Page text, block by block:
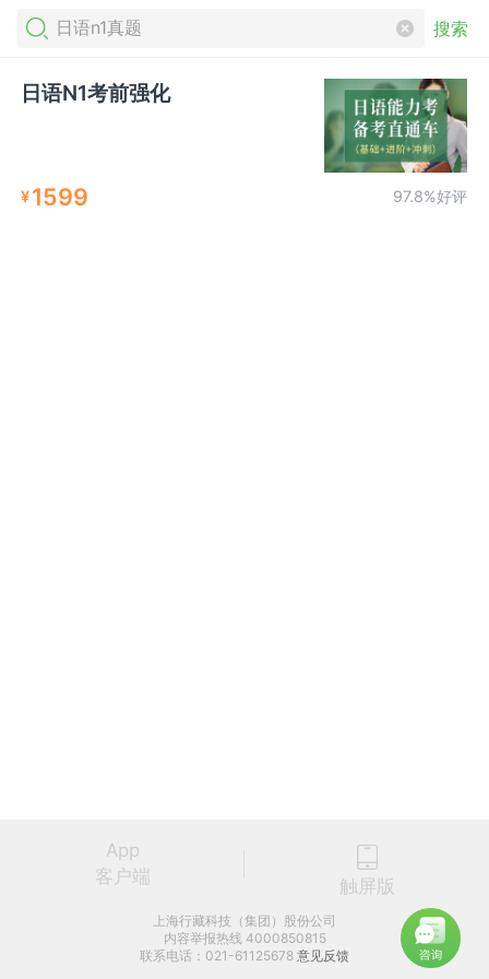
搜索
日语N1考前强化
¥1599 97.8%好评
App
客户端
触屏版
上海行藏科技（集团）股份公司
内容举报热线 4000850815
联系电话：021-61125678 意见反馈